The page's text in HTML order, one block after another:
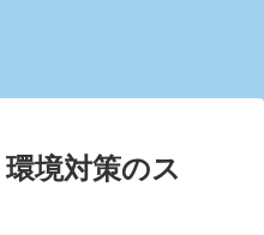
境対策のス